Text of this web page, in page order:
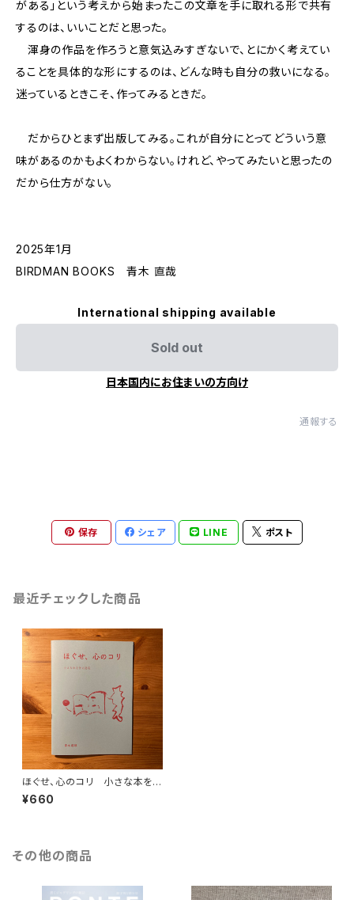
がある」という考えから始まったこの文章を手に取れる形で共有
するのは、いいことだと思った。
渾身の作品を作ろうと意気込みすぎないで、とにかく考えてい
ることを具体的な形にするのは、どんな時も自分の救いになる。
迷っているときこそ、作ってみるときだ。
だからひとまず出版してみる。これが自分にとってどういう意
味があるのかもよくわからない。けれど、やってみたいと思ったの
だから仕方がない。
2025年1月
BIRDMAN BOOKS 青木 直哉
International shipping available
Sold out
日本国内にお住まいの方向け
通報する
保存 シェア LINE ポスト
最近チェックした商品
ほぐせ、心のコリ 小さな本を作
る効用
¥660
その他の商品